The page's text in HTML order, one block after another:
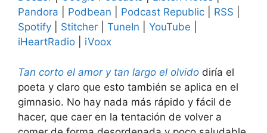
Podcast Republic RSS
Spotify Stitcher
TuneIn
FEED RSS
Pandora
Podbean Podcast Republic RSS
Spotify
Stitcher TuneIn YouTube
iHeartRadio
iVoox
Tan corto el amor y tan largo el olvido diría el
poeta y claro que esto también se aplica en el
gimnasio. No hay nada más rápido y fácil de
hacer, que caer en la tentación de volver a